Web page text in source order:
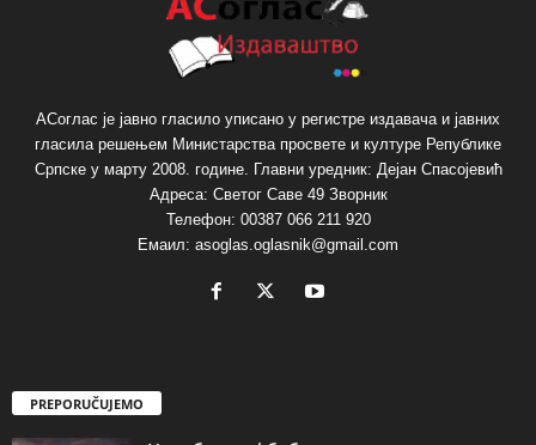
АСоглас је јавно гласило уписано у регистре издавача и јавних
гласила решењем Министарства просвете и културе Републике
Српске у марту 2008. године. Главни уредник: Дејан Спасојевић
Адреса: Светог Саве 49 Зворник
Телефон: 00387 066 211 920
Емаил: asoglas.oglasnik@gmail.com
PREPORUČUJEMO